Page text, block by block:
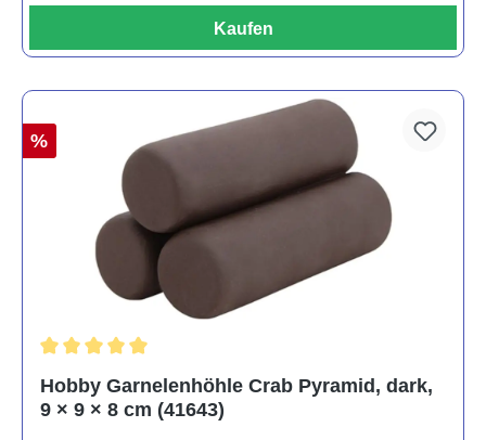
Kaufen
%
Hobby Garnelenhöhle Crab Pyramid, dark,
9 × 9 × 8 cm (41643)